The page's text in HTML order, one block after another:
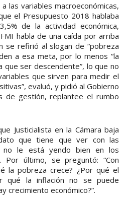
las variables macroeconómicas,
el Presupuesto 2018 hablaba
de la actividad económica,
habla de una caída por arriba
se refirió al slogan de “pobreza
a esa meta, por lo menos “la
ser descendente”, lo que no
que sirven para medir el
evaluó, y pidió al Gobierno
de gestión, replantee el rumbo
Justicialista en la Cámara baja
que tiene que ver con las
no le está yendo bien en los
Por último, se preguntó: “Con
la pobreza crece? ¿Por qué el
qué la inflación no se puede
crecimiento económico?”.